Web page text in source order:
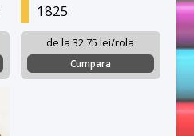
1825
de la 32.75 lei/rola
Cumpara